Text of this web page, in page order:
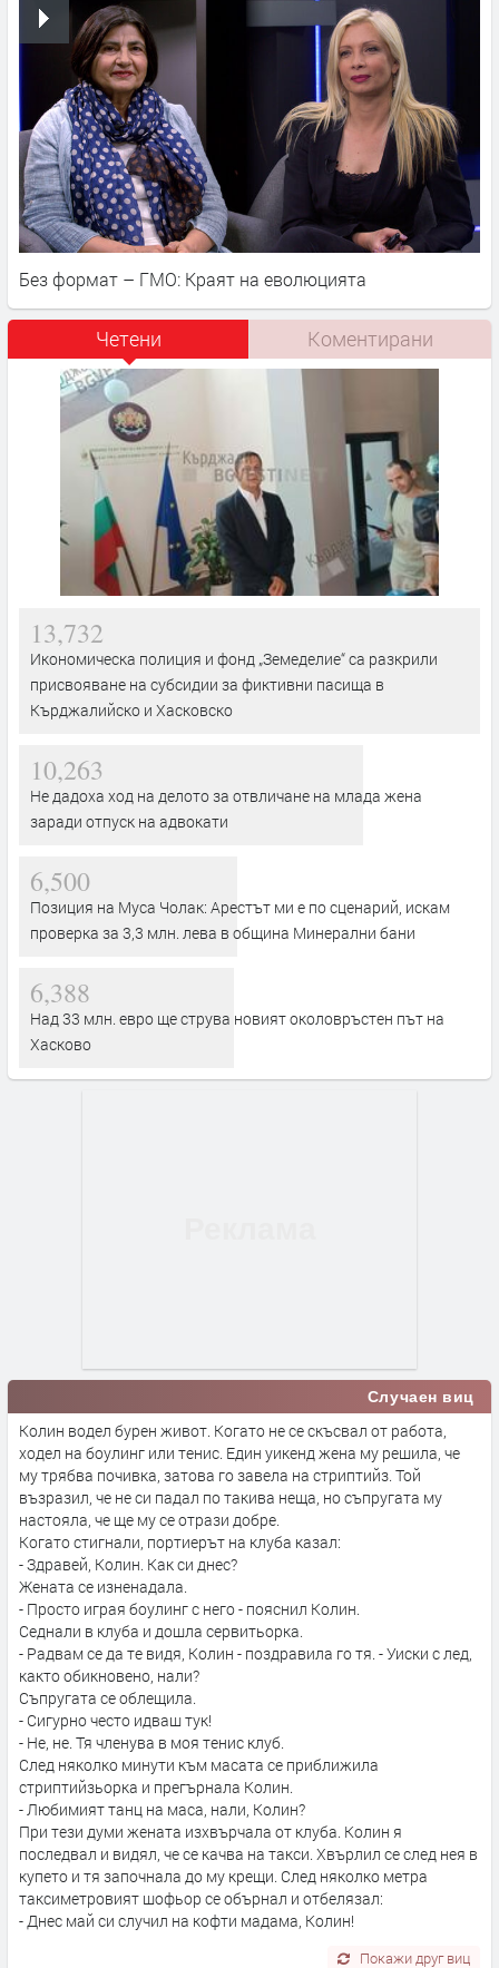
Без формат – ГМО: Краят на еволюцията
Четени Коментирани
13,732
Икономическа полиция и фонд „Земеделие“ са разкрили
присвояване на субсидии за фиктивни пасища в
Кърджалийско и Хасковско
10,263
Не дадоха ход на делото за отвличане на млада жена
заради отпуск на адвокати
6,500
Позиция на Муса Чолак: Арестът ми е по сценарий, искам
проверка за 3,3 млн. лева в община Минерални бани
6,388
Над 33 млн. евро ще струва новият околовръстен път на
Хасково
Случаен виц
Колин водел бурен живот. Когато не се скъсвал от работа,
ходел на боулинг или тенис. Един уикенд жена му решила, че
му трябва почивка, затова го завела на стриптийз. Той
възразил, че не си падал по такива неща, но съпругата му
настояла, че ще му се отрази добре.
Когато стигнали, портиерът на клуба казал:
- Здравей, Колин. Как си днес?
Жената се изненадала.
- Просто играя боулинг с него - пояснил Колин.
Седнали в клуба и дошла сервитьорка.
- Радвам се да те видя, Колин - поздравила го тя. - Уиски с лед,
както обикновено, нали?
Съпругата се облещила.
- Сигурно често идваш тук!
- Не, не. Тя членува в моя тенис клуб.
След няколко минути към масата се приближила
стриптийзьорка и прегърнала Колин.
- Любимият танц на маса, нали, Колин?
При тези думи жената изхвърчала от клуба. Колин я
последвал и видял, че се качва на такси. Хвърлил се след нея в
купето и тя започнала до му крещи. След няколко метра
таксиметровият шофьор се обърнал и отбелязал:
- Днес май си случил на кофти мадама, Колин!
Покажи друг виц